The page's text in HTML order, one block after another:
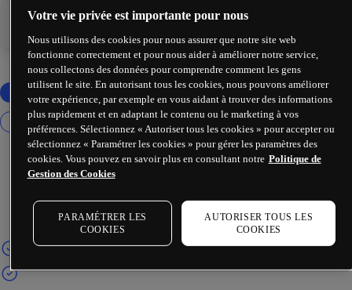
Votre vie privée est importante pour nous
Nous utilisons des cookies pour nous assurer que notre site web
fonctionne correctement et pour nous aider à améliorer notre service,
nous collectons des données pour comprendre comment les gens
utilisent le site. En autorisant tous les cookies, nous pouvons améliorer
votre expérience, par exemple en vous aidant à trouver des informations
plus rapidement et en adaptant le contenu ou le marketing à vos
préférences. Sélectionnez « Autoriser tous les cookies » pour accepter ou
sélectionnez « Paramétrer les cookies » pour gérer les paramètres des
cookies. Vous pouvez en savoir plus en consultant notre Politique de
Gestion des Cookies
PARAMÉTRER LES
COOKIES
AUTORISER TOUS LES
COOKIES